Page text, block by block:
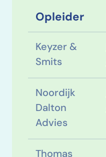
Opleider
Keyzer &
Smits
Noordijk
Dalton
Advies
Thomas